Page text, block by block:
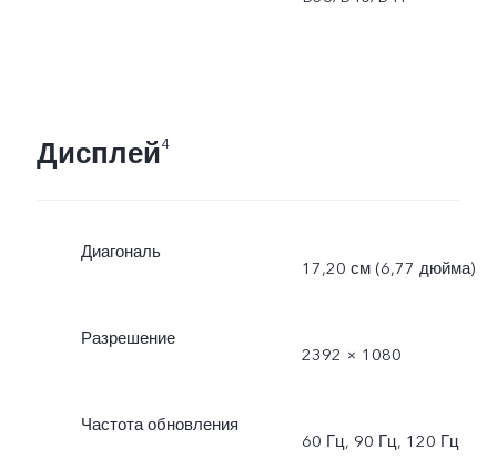
Дисплей4
Диагональ
17,20 см (6,77 дюйма)
Разрешение
2392 × 1080
Частота обновления
60 Гц, 90 Гц, 120 Гц